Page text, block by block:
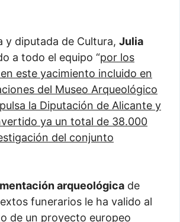
y diputada de Cultura, Julia
a todo el equipo “por los
este yacimiento incluido en
del Museo Arqueológico
la Diputación de Alicante y
ya un total de 38.000
del conjunto
arqueológica de
funerarios le ha valido al
de un proyecto europeo